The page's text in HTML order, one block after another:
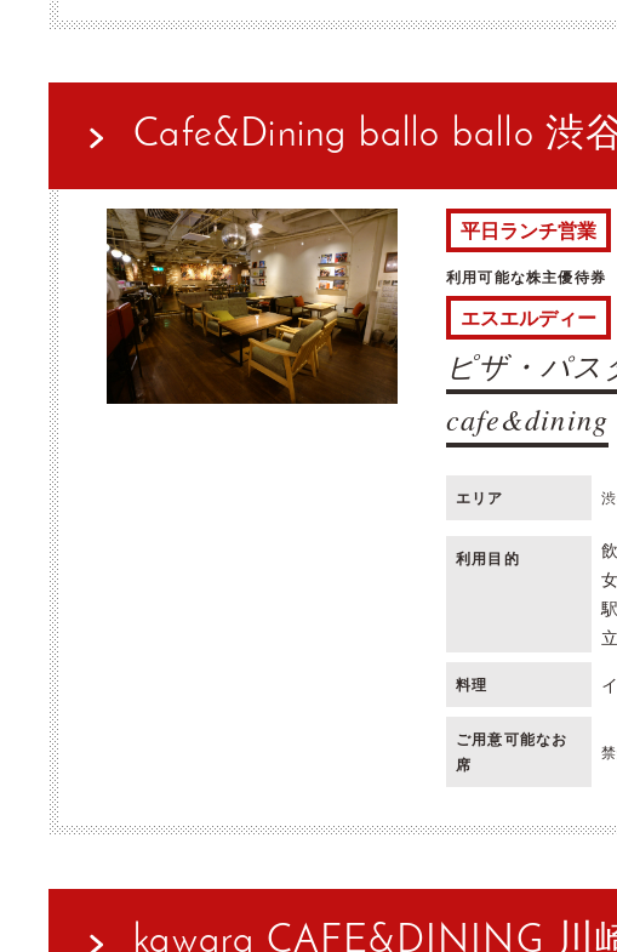
Cafe&Dining ballo ballo 渋
平日ランチ営業
利用可能な株主優待券
エスエルディー
ピザ・パス
cafe&dining
エリア
利用目的
料理
ご用意可能なお
席
kawara CAFE&DINING 川